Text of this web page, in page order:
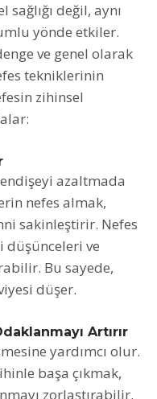
sağlığı değil, aynı
yönde etkiler.
ve genel olarak
tekniklerinin
zihinsel
azaltmada
nefes almak,
sakinleştirir. Nefes
düşünceleri ve
Bu sayede,
düşer.
Artırır
yardımcı olur.
başa çıkmak,
zorlaştırabilir.